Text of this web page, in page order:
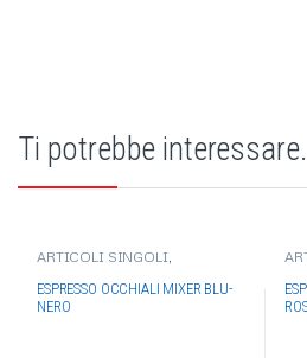
Ti potrebbe
ARTICOLI SINGOLI,
OCCHIALI DA VISTA
ESPRESSO OCCHIALI MIXER BLU-
NERO